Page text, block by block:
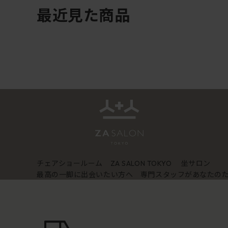
最近見た商品
チェアショールーム ZA SALON TOKYO
坐サロン
最高の一脚に出会いたい方へ 専門スタッフがあなたの